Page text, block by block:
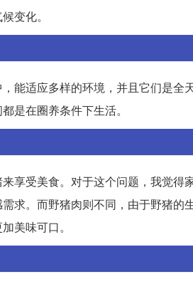
变化。
能适应多样的环境，并且它们是全
是在圈养条件下生活。
享受美食。对于这个问题，我觉得
求。而野猪肉则不同，由于野猪的
美味可口。